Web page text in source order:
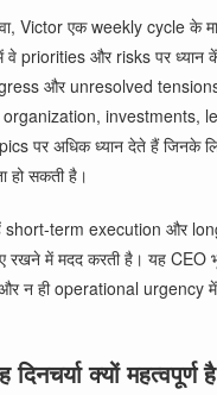
Victor एक weekly cycle के
वे priorities और risks पर ध्यान
और unresolved tensions
organization, investments,
पर अधिक ध्यान देते हैं जिनके
हो सकती है।
short-term execution और
रखने में मदद करती है। यह CEO
न ही operational urgency
दिनचर्या क्यों महत्वपूर्ण है